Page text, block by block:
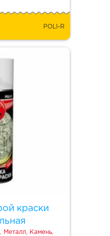
POLI-R
краски
Металл, Камень,